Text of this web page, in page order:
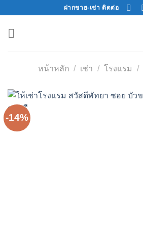
content
ฝากขาย-เช่า ติดต่อ
หน้าหลัก / เช่า / โรงแรม /
-14%